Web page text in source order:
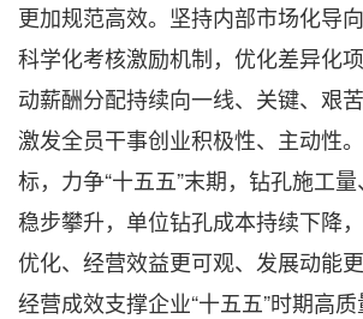
更加规范高效。坚持内部市场化导向
科学化考核激励机制，优化差异化
动薪酬分配持续向一线、关键、艰
激发全员干事创业积极性、主动性
标，力争“十五五”末期，钻孔施工
稳步攀升，单位钻孔成本持续下降
优化、经营效益更可观、发展动能
经营成效支撑企业“十五五”时期高